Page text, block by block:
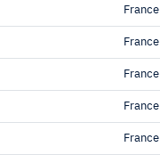
France
France
France
France
France